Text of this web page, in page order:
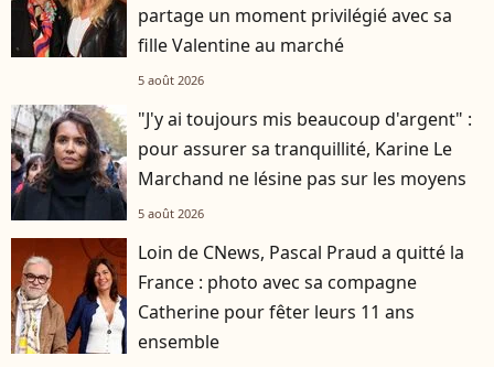
partage un moment privilégié avec sa
fille Valentine au marché
5 août 2026
"J'y ai toujours mis beaucoup d'argent" :
pour assurer sa tranquillité, Karine Le
Marchand ne lésine pas sur les moyens
5 août 2026
Loin de CNews, Pascal Praud a quitté la
France : photo avec sa compagne
Catherine pour fêter leurs 11 ans
ensemble